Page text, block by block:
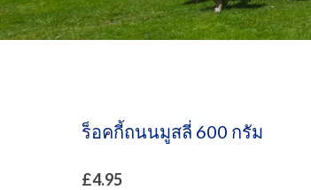
ร็อคกี้ถนนมูสลี่ 600 กรัม
£4.95